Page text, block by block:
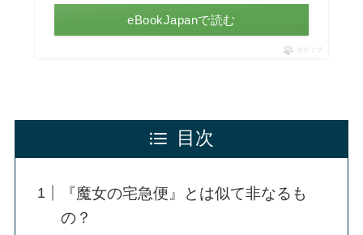
eBookJapanで読む
ポチップ
目次
『魔女の宅急便』とは似て非なるも
の？